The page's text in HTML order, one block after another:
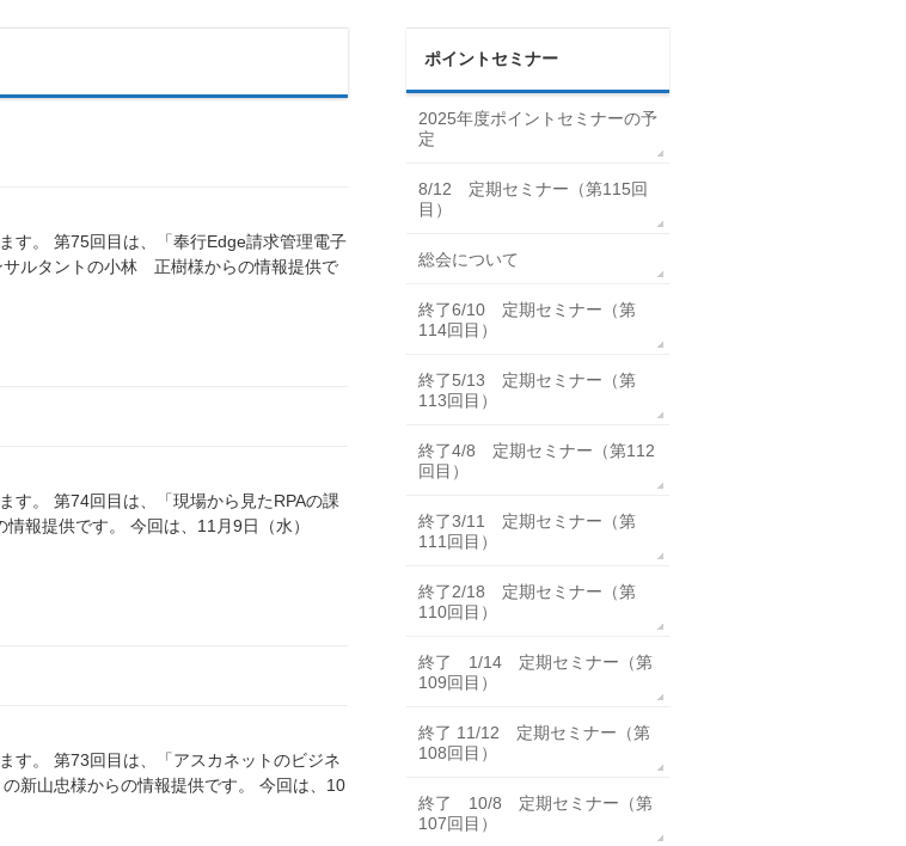
す。 第75回目は、「奉行Edge請求管理電子
ルタントの小林 正樹様からの情報提供で
す。 第74回目は、「現場から見たRPAの課
報提供です。 今回は、11月9日（水）
す。 第73回目は、「アスカネットのビジネ
新山忠様からの情報提供です。 今回は、10
ポイントセミナー
2025年度ポイントセミナーの予
定
8/12 定期セミナー（第115回
目）
総会について
終了6/10 定期セミナー（第
114回目）
終了5/13 定期セミナー（第
113回目）
終了4/8 定期セミナー（第112
回目）
終了3/11 定期セミナー（第
111回目）
終了2/18 定期セミナー（第
110回目）
終了 1/14 定期セミナー（第
109回目）
終了 11/12 定期セミナー（第
108回目）
終了 10/8 定期セミナー（第
107回目）